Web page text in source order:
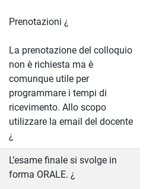
Prenotazioni ¿
La prenotazione del colloquio
non è richiesta ma è
comunque utile per
programmare i tempi di
ricevimento. Allo scopo
utilizzare la email del docente
¿
L’esame finale si svolge in
forma ORALE. ¿